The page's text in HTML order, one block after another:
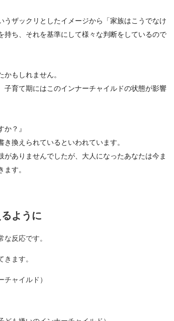
ザックリとしたイメージから「家族はこうでなけ
ち、それを基準にして様々な判断をしているので
もしれません。
育て期にはこのインナーチャイルドの状態が影響
？』
換えられているといわれています。
ありませんでしたが、大人になったあなたは今ま
す。
ように
反応です。
ます。
ャイルド）